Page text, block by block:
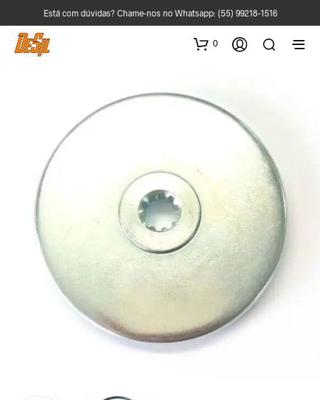
Está com dúvidas? Chame-nos no Whatsapp: (55) 99218-1516
0